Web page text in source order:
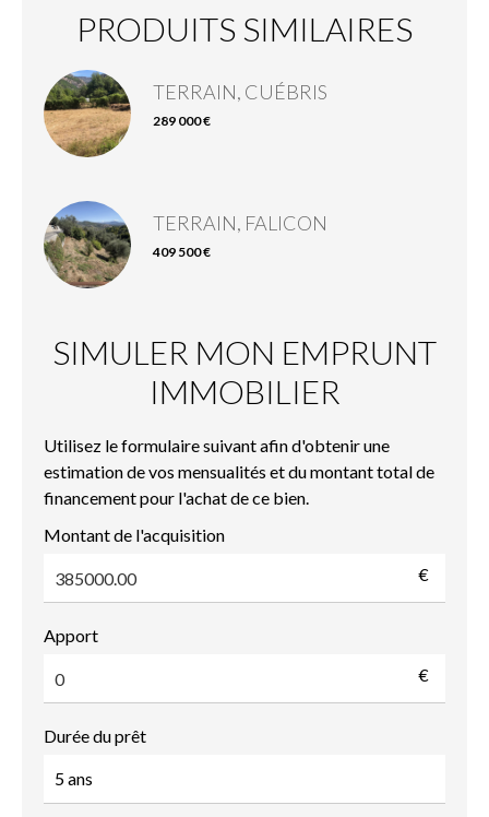
PRODUITS SIMILAIRES
TERRAIN, CUÉBRIS
289 000 €
TERRAIN, FALICON
409 500 €
SIMULER MON EMPRUNT
IMMOBILIER
Utilisez le formulaire suivant afin d'obtenir une
estimation de vos mensualités et du montant total de
financement pour l'achat de ce bien.
Montant de l'acquisition
€
Apport
€
Durée du prêt